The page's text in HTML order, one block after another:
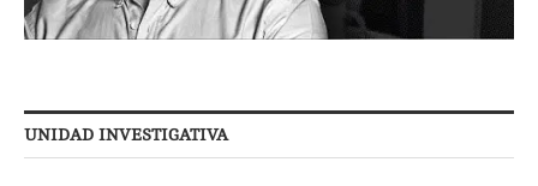
UNIDAD INVESTIGATIVA